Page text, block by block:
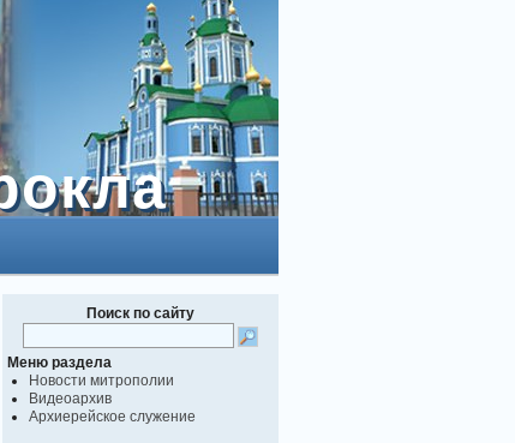
Поиск по сайту
Меню раздела
Новости митрополии
Видеоархив
Архиерейское служение